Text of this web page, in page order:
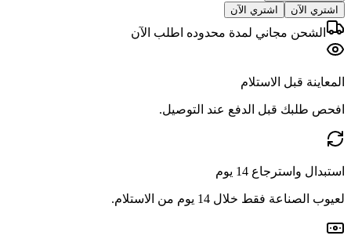
اشتري الآن
اشتري الآن
الشحن مجاني لمدة محدوده اطلب الآن
المعاينة قبل الاستلام
افحص طلبك قبل الدفع عند التوصيل.
استبدال واسترجاع 14 يوم
لعيوب الصناعة فقط خلال 14 يوم من الاستلام.